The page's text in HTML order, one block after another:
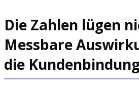
Die Zahlen lügen
Messbare
die Kundenbindung